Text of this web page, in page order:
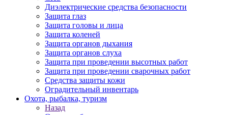
Диэлектрические средства безопасности
Защита глаз
Защита головы и лица
Защита коленей
Защита органов дыхания
Защита органов слуха
Защита при проведении высотных работ
Защита при проведении сварочных работ
Средства защиты кожи
Оградительный инвентарь
Охота, рыбалка, туризм
Назад